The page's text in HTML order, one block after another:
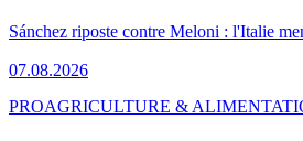
Sánchez riposte contre Meloni : l'Italie
07.08.2026
PROAGRICULTURE &